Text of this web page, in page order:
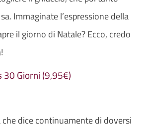
Immaginate l’espressione della
il giorno di Natale? Ecco, credo
30 Giorni (9,95€)
che dice continuamente di doversi